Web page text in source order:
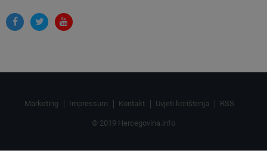
Marketing Impressum Kontakt Uvjeti korištenja RSS
© 2019 Hercegovina.info